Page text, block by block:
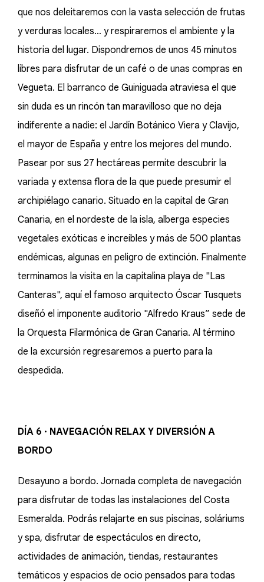
que nos deleitaremos con la vasta selección de frutas
y verduras locales… y respiraremos el ambiente y la
historia del lugar. Dispondremos de unos 45 minutos
libres para disfrutar de un café o de unas compras en
Vegueta. El barranco de Guiniguada atraviesa el que
sin duda es un rincón tan maravilloso que no deja
indiferente a nadie: el Jardín Botánico Viera y Clavijo,
el mayor de España y entre los mejores del mundo.
Pasear por sus 27 hectáreas permite descubrir la
variada y extensa flora de la que puede presumir el
archipiélago canario. Situado en la capital de Gran
Canaria, en el nordeste de la isla, alberga especies
vegetales exóticas e increíbles y más de 500 plantas
endémicas, algunas en peligro de extinción. Finalmente
terminamos la visita en la capitalina playa de "Las
Canteras", aquí el famoso arquitecto Óscar Tusquets
diseñó el imponente auditorio "Alfredo Kraus” sede de
la Orquesta Filarmónica de Gran Canaria. Al término
de la excursión regresaremos a puerto para la
despedida.
DÍA 6 · NAVEGACIÓN RELAX Y DIVERSIÓN A
BORDO
Desayuno a bordo. Jornada completa de navegación
para disfrutar de todas las instalaciones del Costa
Esmeralda. Podrás relajarte en sus piscinas, soláriums
y spa, disfrutar de espectáculos en directo,
actividades de animación, tiendas, restaurantes
temáticos y espacios de ocio pensados para todas